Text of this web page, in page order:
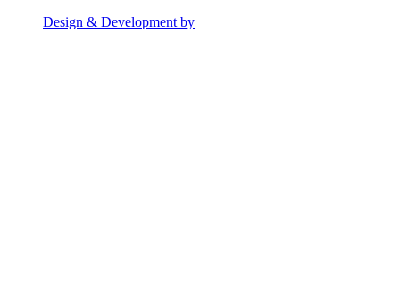
Design & Development by